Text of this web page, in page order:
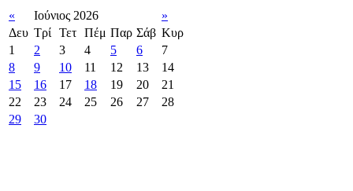
« Ιούνιος 2026
»
Δευ Τρί Τετ Πέμ Παρ Σάβ Κυρ
1
2 3 4 5 6
7
8
9 10 11 12 13
14
15
16 17 18 19 20
21
22
23 24 25 26 27
28
29
30